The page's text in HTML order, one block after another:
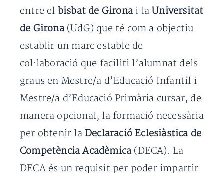
entre el bisbat de Gironai laUniversitat
de Girona(UdG) que té com a objectiu
establir un marc estable de
col·laboració que faciliti l’alumnat dels
graus en Mestre/a d’Educació Infantil i
Mestre/a d’Educació Primària cursar, de
manera opcional, la formació necessària
per obtenir la Declaració Eclesiàstica de
Competència Acadèmica(DECA). La
DECA és un requisit per poder impartir